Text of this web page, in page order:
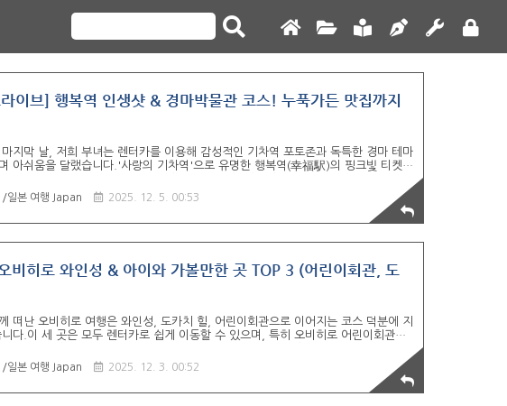
이브] 행복역 인생샷 & 경마박물관 코스! 누푹가든 맛집까지
지막 날, 저희 부녀는 렌터카를 이용해 감성적인 기차역 포토존과 독특한 경마 테마
아쉬움을 달랬습니다.'사랑의 기차역'으로 유명한 행복역(幸福駅)의 핑크빛 티켓과
은 못 했지만, 그 외에도 볼거리가 많았던 경마박물관(반에이 토카치) 코스를 포함하
들르기 좋은 누푹가든 맛집까지! 오비히로 드라이브 최종 코스를 정리합니다. 1.
에이 토카치): 말발굽 조형물 포토존오비히로는 일반 경주마보다 훨씬 크고 힘이 센
/일본 여행 Japan 2025. 12. 5. 00:53
비히로 와인성 & 아이와 가볼만한 곳 TOP 3 (어린이회관, 도
떠난 오비히로 여행은 와인성, 도카치 힐, 어린이회관으로 이어지는 코스 덕분에 지
다.이 세 곳은 모두 렌터카로 쉽게 이동할 수 있으며, 특히 오비히로 어린이회관은
가치 힐의 평온한 전망까지, 11월 오비히로에서 즐긴 알찬 실내외 체험 코스를 정리
치 와인성 (Tokachi Wine Castle 후기 도카치 와인성은 오비히로 외곽 드라이브
.와인 공장, 창고, 컨시어지 등으로 나뉘어 있어 관람 가치가 높았습니다. 📌 와인성
/일본 여행 Japan 2025. 12. 3. 00:52